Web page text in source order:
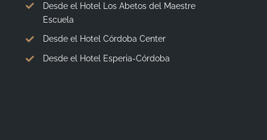
Desde el Hotel Los Abetos del Maestre
Escuela
Desde el Hotel Córdoba Center
Desde el Hotel Esperia-Córdoba